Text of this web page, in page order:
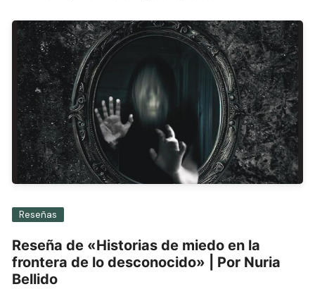
Reseñas
Reseña de «Historias de miedo en la
frontera de lo desconocido» | Por Nuria
Bellido